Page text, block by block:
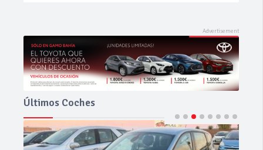
Últimos Coches